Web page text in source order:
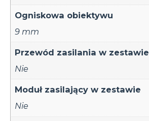
Ogniskowa obiektywu
9 mm
Przewód zasilania w zestawie
Nie
Moduł zasilający w zestawie
Nie